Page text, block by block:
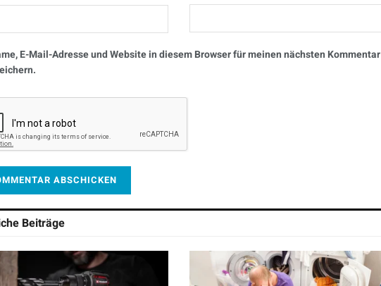
E-Mail-Adresse und Website in diesem Browser für meinen nächsten Kommentar
Beiträge